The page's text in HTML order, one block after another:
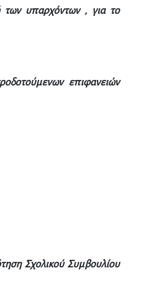
των υπαρχόντων , για το
επιφανειών
Σχολικού Συμβουλίου